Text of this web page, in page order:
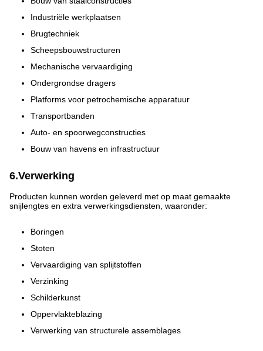
Industriële werkplaatsen
Brugtechniek
Scheepsbouwstructuren
Mechanische vervaardiging
Ondergrondse dragers
Platforms voor petrochemische apparatuur
Transportbanden
Auto- en spoorwegconstructies
Bouw van havens en infrastructuur
6.Verwerking
Producten kunnen worden geleverd met op maat gemaakte
snijlengtes en extra verwerkingsdiensten, waaronder:
Boringen
Stoten
Vervaardiging van splijtstoffen
Verzinking
Schilderkunst
Oppervlakteblazing
Verwerking van structurele assemblages